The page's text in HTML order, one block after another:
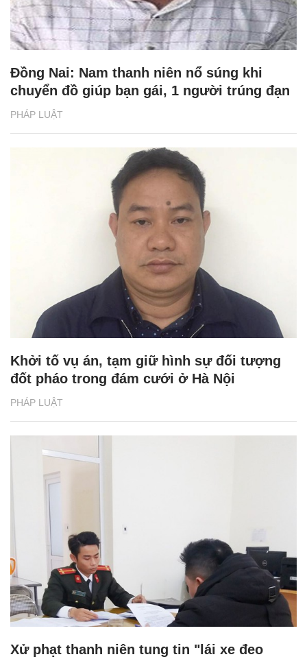
PHÁP LUẬT
Đồng Nai: Nam thanh niên nổ súng khi
chuyển đồ giúp bạn gái, 1 người trúng đạn
PHÁP LUẬT
Khởi tố vụ án, tạm giữ hình sự đối tượng
đốt pháo trong đám cưới ở Hà Nội
Xử phạt thanh niên tung tin "lái xe đeo